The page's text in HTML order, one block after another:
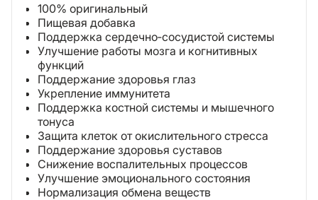
100% оригинальный
Пищевая добавка
Поддержка сердечно‑сосудистой системы
Улучшение работы мозга и когнитивных
функций
Поддержание здоровья глаз
Укрепление иммунитета
Поддержка костной системы и мышечного
тонуса
Защита клеток от окислительного стресса
Поддержание здоровья суставов
Снижение воспалительных процессов
Улучшение эмоционального состояния
Нормализация обмена веществ